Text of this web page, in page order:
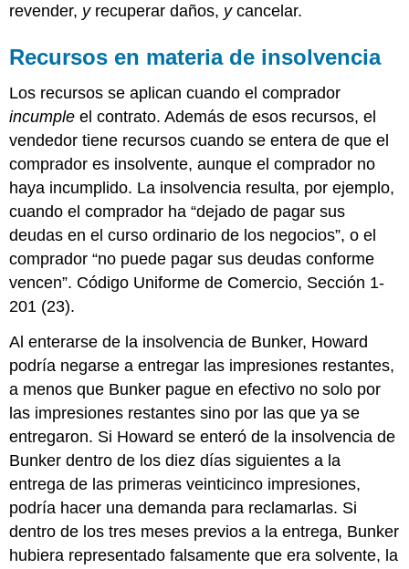
revender, yrecuperar daños, ycancelar.
Recursos en materia de insolvencia
Los recursos se aplican cuando el comprador
incumple el contrato. Además de esos recursos, el
vendedor tiene recursos cuando se entera de que el
comprador es insolvente, aunque el comprador no
haya incumplido. La insolvencia resulta, por ejemplo,
cuando el comprador ha “dejado de pagar sus
deudas en el curso ordinario de los negocios”, o el
comprador “no puede pagar sus deudas conforme
vencen”. Código Uniforme de Comercio, Sección 1-
201 (23).
Al enterarse de la insolvencia de Bunker, Howard
podría negarse a entregar las impresiones restantes,
a menos que Bunker pague en efectivo no solo por
las impresiones restantes sino por las que ya se
entregaron. Si Howard se enteró de la insolvencia de
Bunker dentro de los diez días siguientes a la
entrega de las primeras veinticinco impresiones,
podría hacer una demanda para reclamarlas. Si
dentro de los tres meses previos a la entrega, Bunker
hubiera representado falsamente que era solvente, la